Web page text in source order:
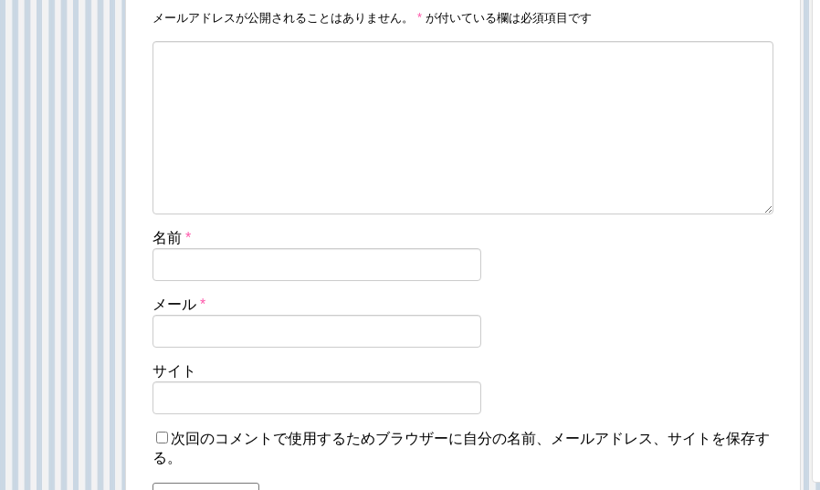
メールアドレスが公開されることはありません。 * が付いている欄は必須項目です
名前 *
メール *
サイト
次回のコメントで使用するためブラウザーに自分の名前、メールアドレス、サイトを保存す
る。